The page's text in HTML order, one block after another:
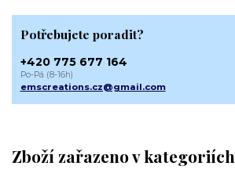
Zboží zařazeno v kategoriích
Potřebujete poradit?
+420 775 677 164
Po-Pá (8-16h)
emscreations.cz@gmail.com